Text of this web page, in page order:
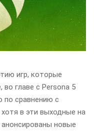
игр, которые
во главе с Persona 5
по сравнению с
в эти выходные на
новые